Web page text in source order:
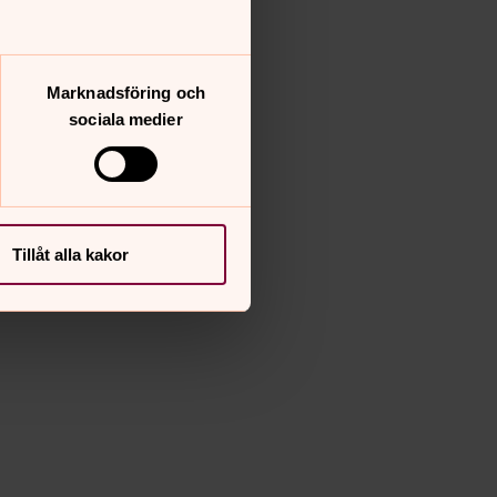
Marknadsföring och
sociala medier
Tillåt alla kakor